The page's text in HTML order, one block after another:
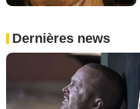
Dernières news